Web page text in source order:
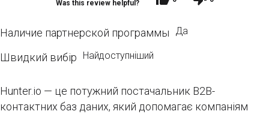
Was this review helpful?
Наличие партнерской программы Да
Швидкий вибір Найдоступніший
Hunter.io — це потужний постачальник B2B-
контактних баз даних, який допомагає компаніям